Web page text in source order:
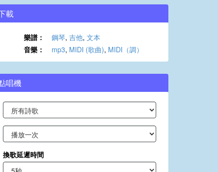
載
樂譜： 鋼琴, 吉他, 文本
音樂：
mp3, MIDI (歌曲), MIDI（調）
唱機
換歌延遲時間